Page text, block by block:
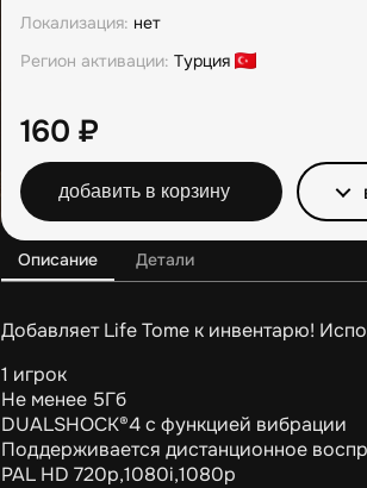
Локализация: нет
Регион активации: Турция
160 ₽
добавить в корзину
Описание Детали
Добавляет Life Tome к инвентарю!
1 игрок
Не менее 5Гб
DUALSHOCK®4 с функцией вибрации
Поддерживается дистанционное
PAL HD 720p,1080i,1080p